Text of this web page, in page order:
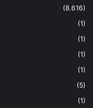
(8.616)
(1)
(1)
(1)
(1)
(5)
(1)